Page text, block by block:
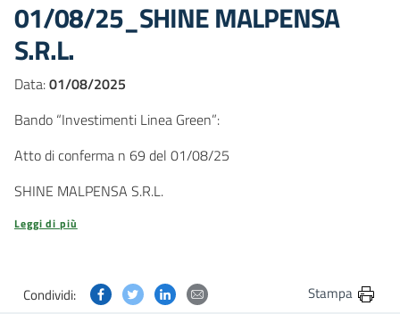
01/08/25_SHINE MALPENSA
S.R.L.
Data:01/08/2025
Bando “Investimenti Linea Green”:
Atto di conferma n 69 del 01/08/25
SHINE MALPENSA S.R.L.
Leggi di più
Condividi: Condividi questa pagina su Facebook
Condividi questa pagina su Twitter
Condividi questa pagina su Linkedin
Condividi questa pagina via
Stampa